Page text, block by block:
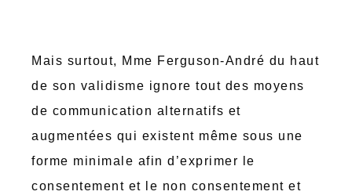
Mais surtout, Mme Ferguson-André du haut
de son validisme ignore tout des moyens
de communication alternatifs et
augmentées qui existent même sous une
forme minimale afin d’exprimer le
consentement et le non consentement et